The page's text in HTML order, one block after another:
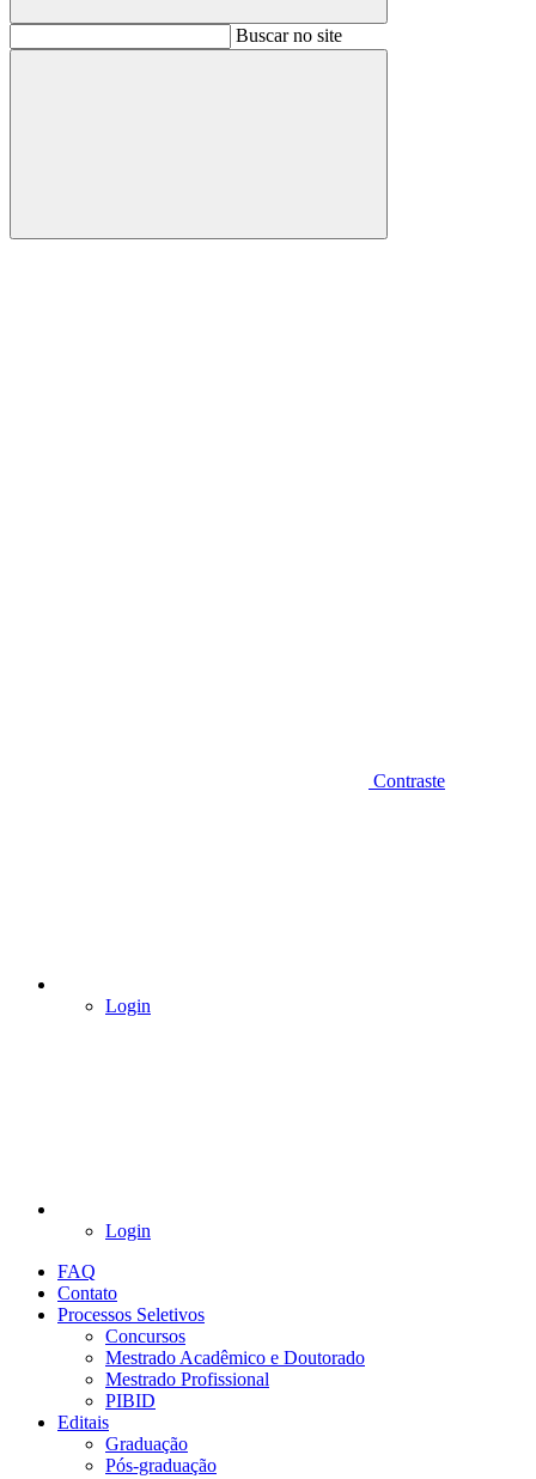
BuscarBuscar no site
Buscar
Contraste
Login
Login
FAQ
Contato
Processos Seletivos
Concursos
Mestrado Acadêmico e Doutorado
Mestrado Profissional
PIBID
Editais
Graduação
Pós-graduação